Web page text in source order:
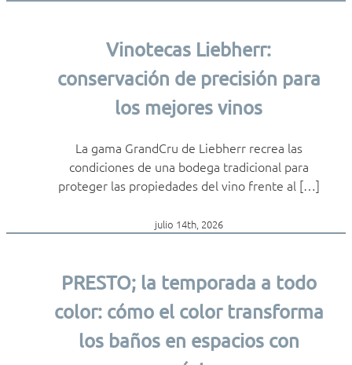
Vinotecas Liebherr:
conservación de precisión para
los mejores vinos
La gama GrandCru de Liebherr recrea las
condiciones de una bodega tradicional para
proteger las propiedades del vino frente al […]
julio 14th, 2026
PRESTO; la temporada a todo
color: cómo el color transforma
los baños en espacios con